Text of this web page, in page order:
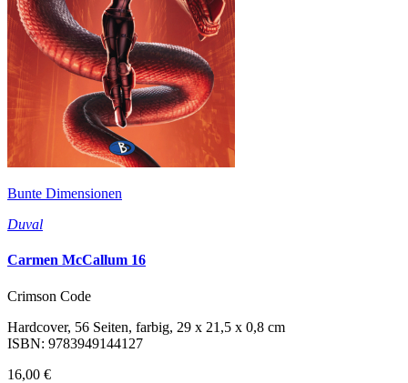
Bunte Dimensionen
Duval
Carmen McCallum 16
Crimson Code
Hardcover, 56 Seiten, farbig, 29 x 21,5 x 0,8 cm
ISBN: 9783949144127
16,00 €